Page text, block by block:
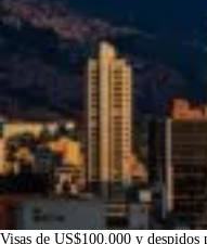
Visas de US$100.000 y